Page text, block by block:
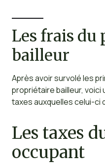
Les frais
bailleur
Après avoir survolé les
propriétaire bailleur,
taxes auxquelles celui-ci
Les taxes
occupant